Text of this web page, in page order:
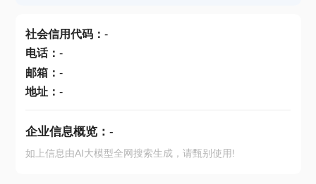
社会信用代码： -
电话： -
邮箱： -
地址： -
企业信息概览： -
如上信息由AI大模型全网搜索生成，请甄别使用!